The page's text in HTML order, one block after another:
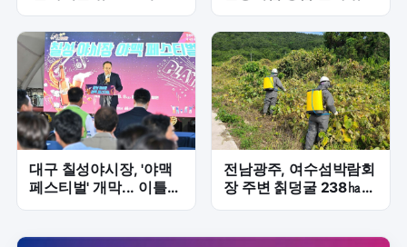
대구 칠성야시장, '야맥
페스티벌' 개막... 이틀간
전남광주, 여수섬박람회
장 주변 칡덩굴 238㏊